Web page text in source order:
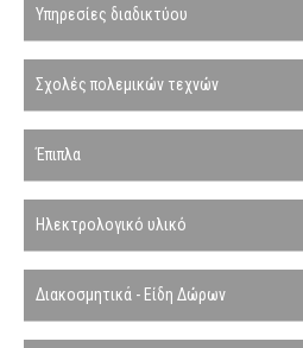
Υπηρεσίες διαδικτύου
Σχολές πολεμικών τεχνών
Έπιπλα
Ηλεκτρολογικό υλικό
Διακοσμητικά - Είδη Δώρων